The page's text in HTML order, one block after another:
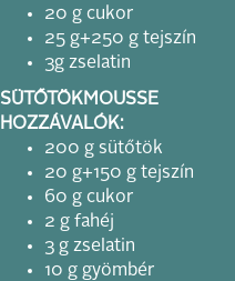
20 g cukor
25 g+250 g tejszín
3g zselatin
SÜTŐTÖKMOUSSE
HOZZÁVALÓK:
200 g sütőtök
20 g+150 g tejszín
60 g cukor
2 g fahéj
3 g zselatin
10 g gyömbér